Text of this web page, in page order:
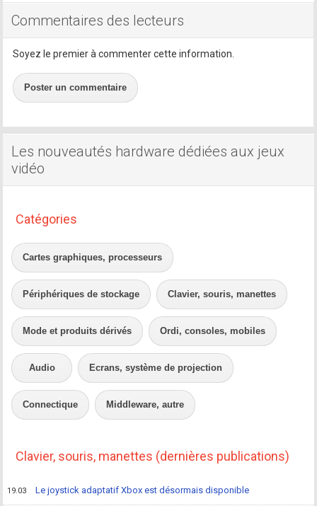
Commentaires des lecteurs
Soyez le premier à commenter cette information.
Poster un commentaire
Les nouveautés hardware dédiées aux jeux
vidéo
Catégories
Cartes graphiques, processeurs
Périphériques de stockage Clavier, souris, manettes
Mode et produits dérivés Ordi, consoles, mobiles
Audio Ecrans, système de projection
Connectique Middleware, autre
Clavier, souris, manettes (dernières publications)
19.03 Le joystick adaptatif Xbox est désormais disponible